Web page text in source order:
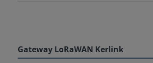
Gateway LoRaWAN Kerlink